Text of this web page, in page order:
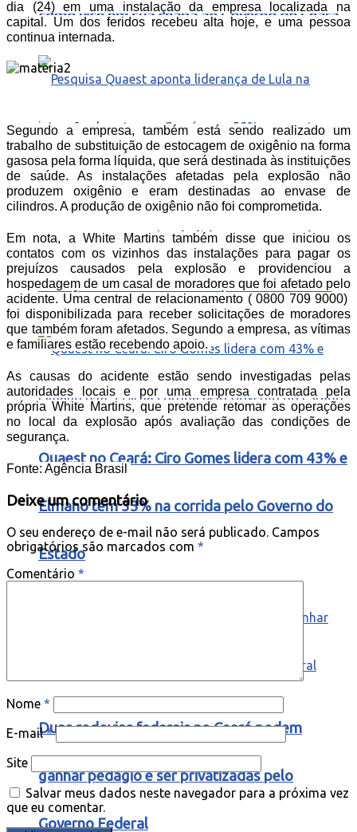
como vice em sua chapa ao Governo do Ceará
Quaest – No Ceará Lula lidera com 55% das
intenções de voto e Flavio aparece com 22%
Quaest no Ceará: Ciro Gomes lidera com 43% e
Elmano tem 33% na corrida pelo Governo do
Estado
Duas rodovias federais no Ceará podem
ganhar pedágio e ser privatizadas pelo
Governo Federal
dia (24) em uma instalação da empresa localizada na
capital. Um dos feridos recebeu alta hoje, e uma pessoa
continua internada.
Segundo a empresa, também está sendo realizado um
trabalho de substituição de estocagem de oxigênio na forma
gasosa pela forma líquida, que será destinada às instituições
de saúde. As instalações afetadas pela explosão não
produzem oxigênio e eram destinadas ao envase de
cilindros. A produção de oxigênio não foi comprometida.
Em nota, a White Martins também disse que iniciou os
contatos com os vizinhos das instalações para pagar os
prejuízos causados pela explosão e providenciou a
hospedagem de um casal de moradores que foi afetado pelo
acidente. Uma central de relacionamento ( 0800 709 9000)
foi disponibilizada para receber solicitações de moradores
que também foram afetados. Segundo a empresa, as vítimas
e familiares estão recebendo apoio.
As causas do acidente estão sendo investigadas pelas
autoridades locais e por uma empresa contratada pela
própria White Martins, que pretende retomar as operações
no local da explosão após avaliação das condições de
segurança.
Fonte: Agência Brasil
Deixe um comentário
O seu endereço de e-mail não será publicado. Campos
obrigatórios são marcados com *
Comentário *
Nome *
E-mail*
Site
Salvar meus dados neste navegador para a próxima vez
que eu comentar.